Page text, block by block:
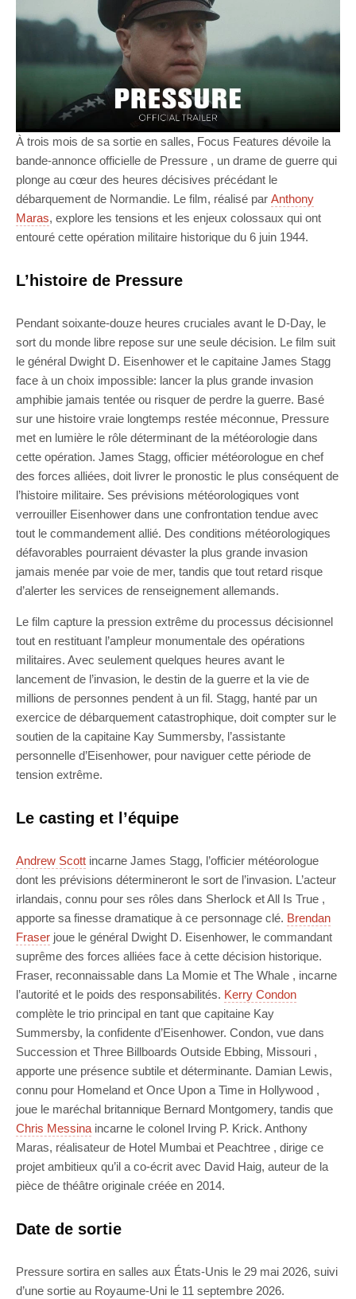
À trois mois de sa sortie en salles, Focus Features dévoile la
bande-annonce officielle de Pressure , un drame de guerre qui
plonge au cœur des heures décisives précédant le
débarquement de Normandie. Le film, réalisé par Anthony
Maras, explore les tensions et les enjeux colossaux qui ont
entouré cette opération militaire historique du 6 juin 1944.
L’histoire de Pressure
Pendant soixante-douze heures cruciales avant le D-Day, le
sort du monde libre repose sur une seule décision. Le film suit
le général Dwight D. Eisenhower et le capitaine James Stagg
face à un choix impossible: lancer la plus grande invasion
amphibie jamais tentée ou risquer de perdre la guerre. Basé
sur une histoire vraie longtemps restée méconnue, Pressure
met en lumière le rôle déterminant de la météorologie dans
cette opération. James Stagg, officier météorologue en chef
des forces alliées, doit livrer le pronostic le plus conséquent de
l’histoire militaire. Ses prévisions météorologiques vont
verrouiller Eisenhower dans une confrontation tendue avec
tout le commandement allié. Des conditions météorologiques
défavorables pourraient dévaster la plus grande invasion
jamais menée par voie de mer, tandis que tout retard risque
d’alerter les services de renseignement allemands.
Le film capture la pression extrême du processus décisionnel
tout en restituant l’ampleur monumentale des opérations
militaires. Avec seulement quelques heures avant le
lancement de l’invasion, le destin de la guerre et la vie de
millions de personnes pendent à un fil. Stagg, hanté par un
exercice de débarquement catastrophique, doit compter sur le
soutien de la capitaine Kay Summersby, l’assistante
personnelle d’Eisenhower, pour naviguer cette période de
tension extrême.
Le casting et l’équipe
Andrew Scott incarne James Stagg, l’officier météorologue
dont les prévisions détermineront le sort de l’invasion. L’acteur
irlandais, connu pour ses rôles dans Sherlock et All Is True ,
apporte sa finesse dramatique à ce personnage clé. Brendan
Fraser joue le général Dwight D. Eisenhower, le commandant
suprême des forces alliées face à cette décision historique.
Fraser, reconnaissable dans La Momie et The Whale , incarne
l’autorité et le poids des responsabilités. Kerry Condon
complète le trio principal en tant que capitaine Kay
Summersby, la confidente d’Eisenhower. Condon, vue dans
Succession et Three Billboards Outside Ebbing, Missouri ,
apporte une présence subtile et déterminante. Damian Lewis,
connu pour Homeland et Once Upon a Time in Hollywood ,
joue le maréchal britannique Bernard Montgomery, tandis que
Chris Messina incarne le colonel Irving P. Krick. Anthony
Maras, réalisateur de Hotel Mumbai et Peachtree , dirige ce
projet ambitieux qu’il a co-écrit avec David Haig, auteur de la
pièce de théâtre originale créée en 2014.
Date de sortie
Pressure sortira en salles aux États-Unis le 29 mai 2026, suivi
d’une sortie au Royaume-Uni le 11 septembre 2026.